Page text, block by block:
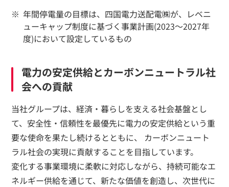
年間停電量の目標は、四国電力送配電㈱が、レベニ
ューキャップ制度に基づく事業計画(2023～2027年
度)において設定しているもの
電力の安定供給とカーボンニュートラル社
会への貢献
当社グループは、経済・暮らしを支える社会基盤とし
て、安全性・信頼性を最優先に電力の安定供給という重
要な使命を果たし続けるとともに、 カーボンニュート
ラル社会の実現に貢献することを目指しています。
変化する事業環境に柔軟に対応しながら、持続可能なエ
ネルギー供給を通じて、新たな価値を創造し、次世代に